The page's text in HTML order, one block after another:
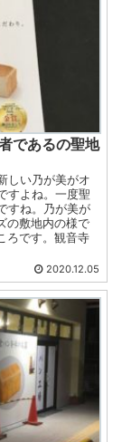
であるの聖地
しい乃が美がオ
すよね。一度聖
すね。乃が美が
の敷地内の様で
ろです。観音寺
2020.12.05